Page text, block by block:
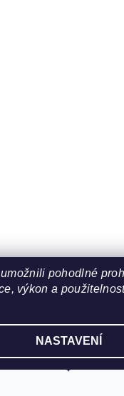
pohodlné
výkon a
NASTAVENÍ